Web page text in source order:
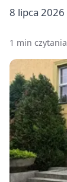
8 lipca 2026
1 min czytania